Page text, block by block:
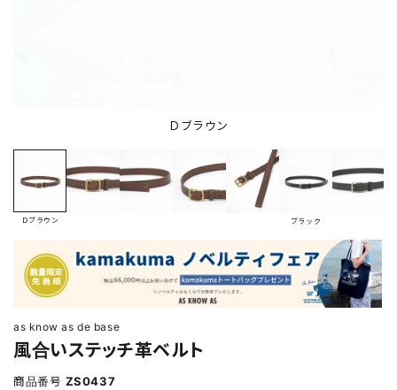
Ｄブラウン
Ｄブラウン ブラック
as know as de base
風合いステッチ革ベルト
商品番号 ZS0437